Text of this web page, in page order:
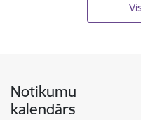
Notikumu
kalendārs